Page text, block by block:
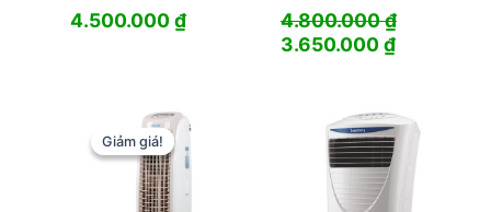
4.500.000₫ 4.800.000₫
Giá
4.800.000 ₫.
3.650.000₫Giá
là:
Giảm giá!
Giảm giá!